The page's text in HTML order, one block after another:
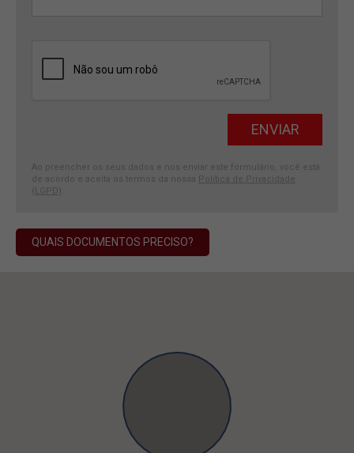
Ao preencher os seus dados e nos enviar este formulário, você está
de acordo e aceita os termos da nossa Política de Privacidade
(LGPD)
QUAIS DOCUMENTOS PRECISO?